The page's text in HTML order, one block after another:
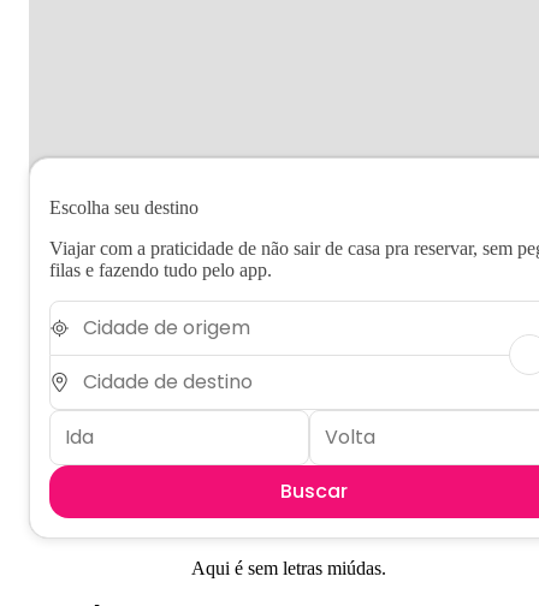
Escolha seu destino
Viajar com a praticidade de não sair de casa pra reservar, sem
filas e fazendo tudo pelo app.
Buscar
Aqui é sem letras miúdas.